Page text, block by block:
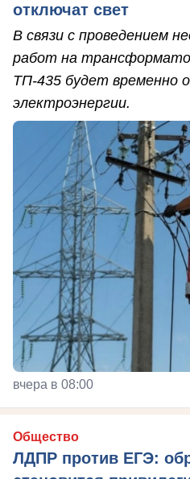
отключат свет
В связи с проведением
работ на
ТП-435 будет временно
электроэнергии.
вчера в 08:00
Общество
ЛДПР против ЕГЭ: